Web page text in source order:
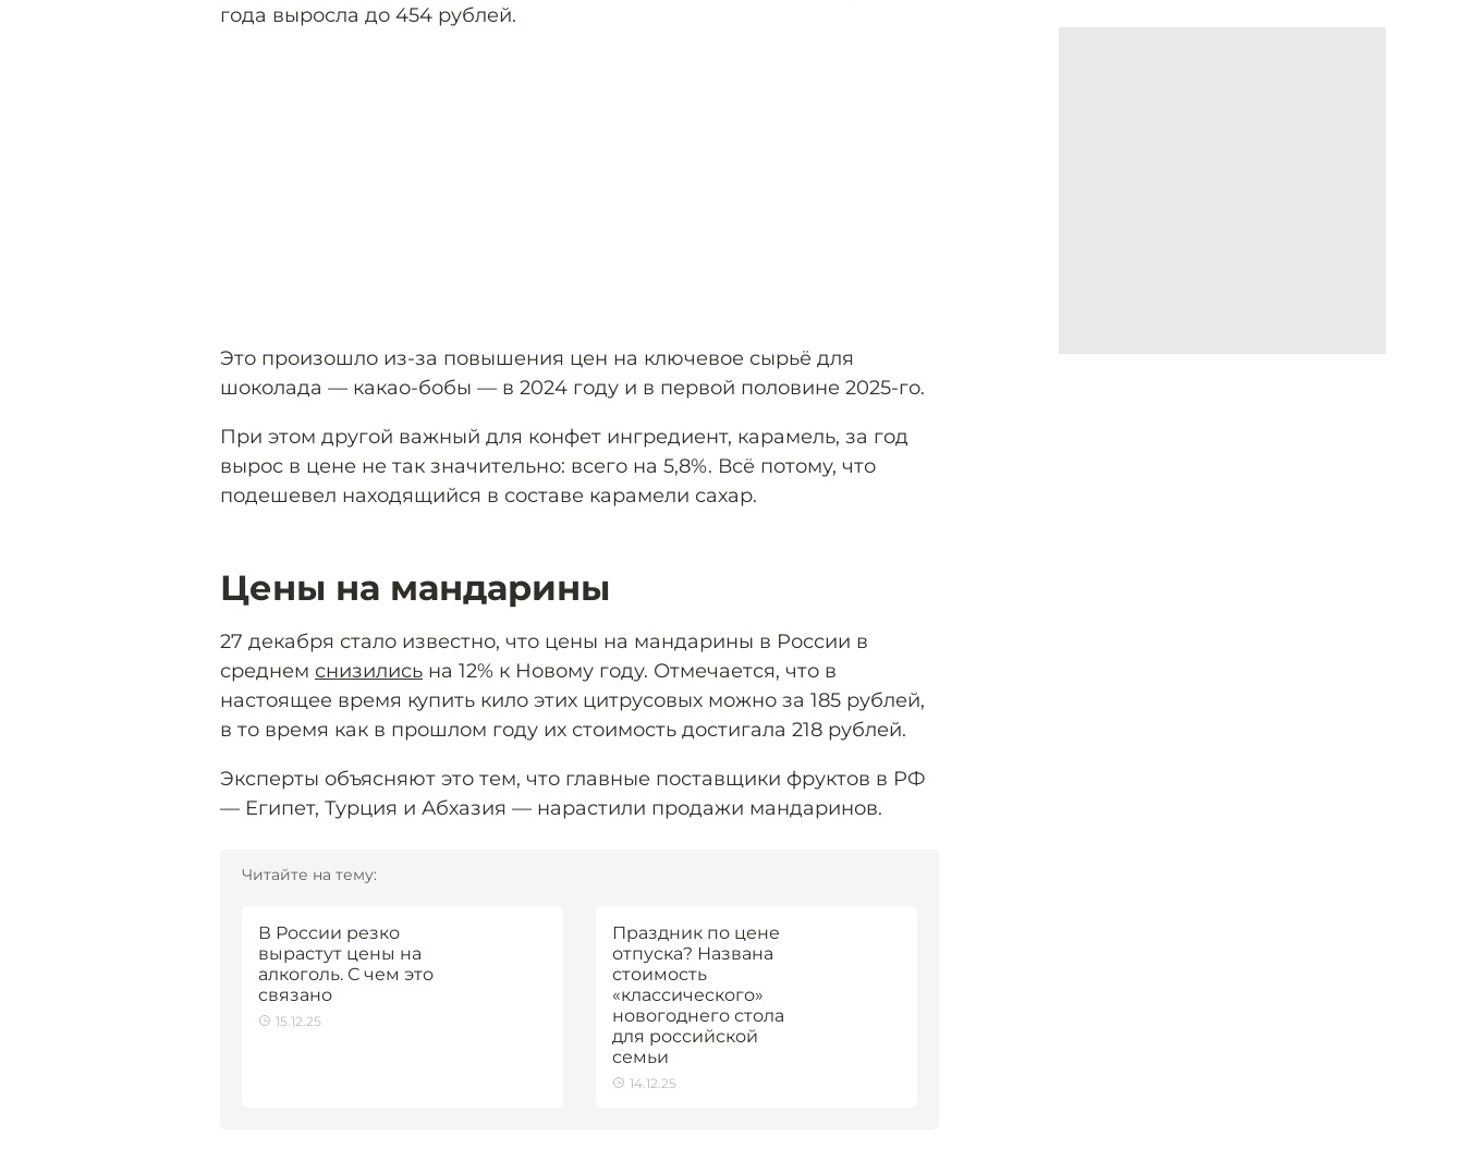
года выросла до 454 рублей.
Это произошло из-за повышения цен на ключевое сырьё для
шоколада — какао-бобы — в 2024 году и в первой половине 2025-го.
При этом другой важный для конфет ингредиент, карамель, за год
вырос в цене не так значительно: всего на 5,8%. Всё потому, что
подешевел находящийся в составе карамели сахар.
Цены на мандарины
27 декабря стало известно, что цены на мандарины в России в
среднем снизились на 12% к Новому году. Отмечается, что в
настоящее время купить кило этих цитрусовых можно за 185 рублей,
в то время как в прошлом году их стоимость достигала 218 рублей.
Эксперты объясняют это тем, что главные поставщики фруктов в РФ
— Египет, Турция и Абхазия — нарастили продажи мандаринов.
Читайте на тему:
В России резко
вырастут цены на
алкоголь. С чем это
связано
15.12.25
Праздник по цене
отпуска? Названа
стоимость
«классического»
новогоднего стола
для российской
семьи
14.12.25